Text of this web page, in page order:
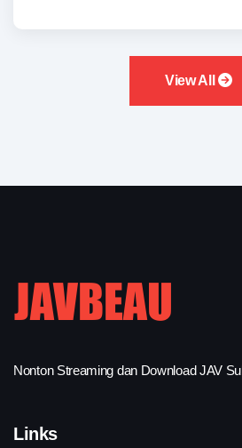
View All
Nonton Streaming dan Download JAV
Links